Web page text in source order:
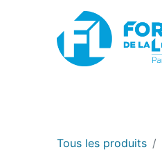
Tous les produits